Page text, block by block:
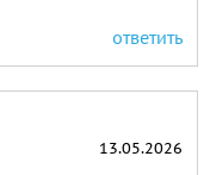
ответить
13.05.2026